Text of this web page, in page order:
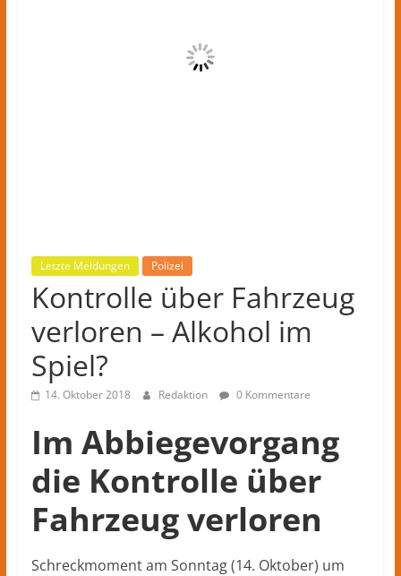
Letzte Meldungen Polizei
Kontrolle über Fahrzeug
verloren – Alkohol im
Spiel?
14. Oktober 2018 Redaktion 0 Kommentare
Im Abbiegevorgang
die Kontrolle über
Fahrzeug verloren
Schreckmoment am Sonntag (14. Oktober) um